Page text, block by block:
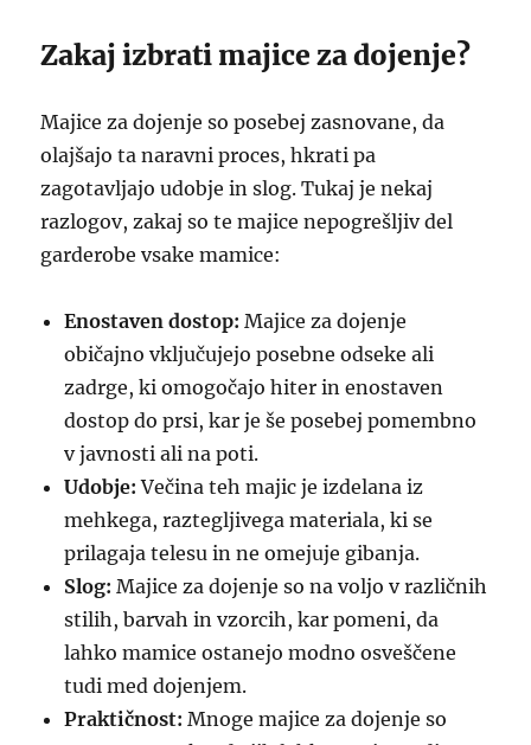
Zakaj izbrati majice za dojenje?
Majice za dojenje so posebej zasnovane, da
olajšajo ta naravni proces, hkrati pa
zagotavljajo udobje in slog. Tukaj je nekaj
razlogov, zakaj so te majice nepogrešljiv del
garderobe vsake mamice:
Enostaven dostop: Majice za dojenje
običajno vključujejo posebne odseke ali
zadrge, ki omogočajo hiter in enostaven
dostop do prsi, kar je še posebej pomembno
v javnosti ali na poti.
Udobje: Večina teh majic je izdelana iz
mehkega, raztegljivega materiala, ki se
prilagaja telesu in ne omejuje gibanja.
Slog: Majice za dojenje so na voljo v različnih
stilih, barvah in vzorcih, kar pomeni, da
lahko mamice ostanejo modno osveščene
tudi med dojenjem.
Praktičnost: Mnoge majice za dojenje so